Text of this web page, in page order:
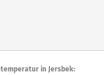
in Jersbek: